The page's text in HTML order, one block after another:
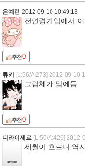
은예린 2012-09-10 10:49:13
전연령게임에서
추천0
류키 [L:56/A:273] 2012-09-10
그림체가 맘에듬
추천0
디라이제르 [L:50/A:426] 2012-
세월이 흐르니 역